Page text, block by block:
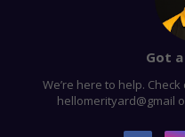
Got
We’re here to help.
hellomerityard@gmail